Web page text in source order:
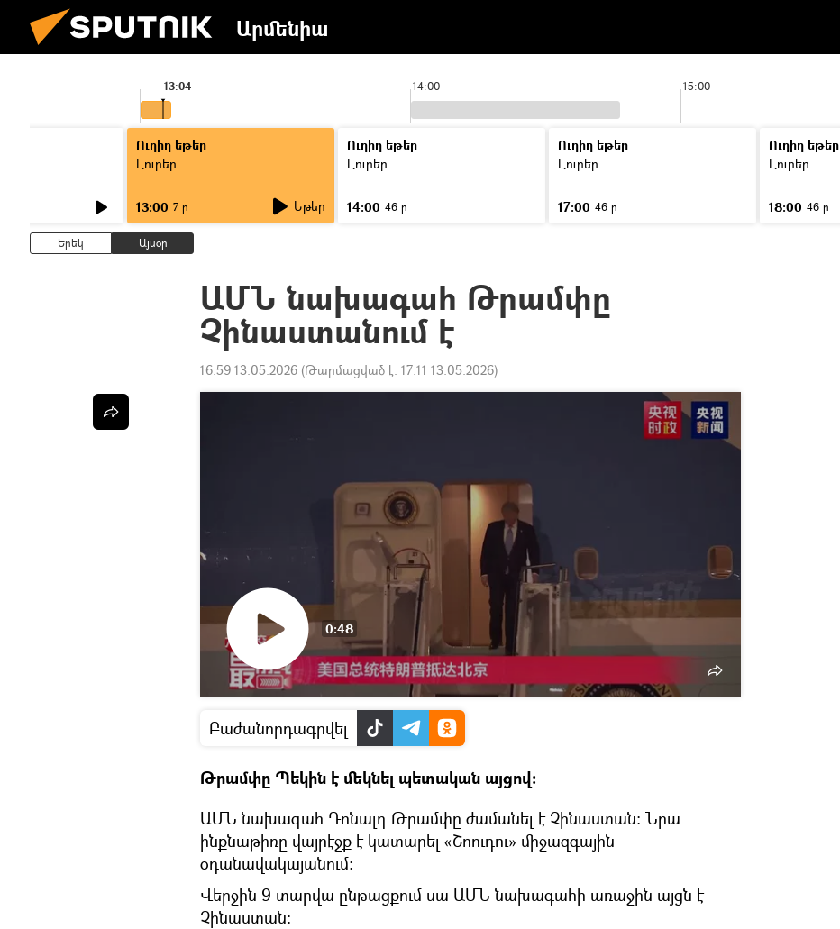
Արմենիա
14:00 15:00
13:04
Ուղիղ եթեր
Լուրեր
13:00 7 ր Եթեր
Ուղիղ եթեր
Լուրեր
14:00 46 ր
Ուղիղ եթեր
Լուրեր
17:00 46 ր
Ուղիղ եթեր
Լուրեր
18:00 46 ր
Երեկ Այսօր
ԱՄՆ նախագահ Թրամփը
Չինաստանում է
16:59 13.05.2026 (Թարմացված է: 17:11 13.05.2026)
Դիտել
0:48
Բաժանորդագրվել
Թրամփը Պեկին է մեկնել պետական այցով։
ԱՄՆ նախագահ Դոնալդ Թրամփը ժամանել է Չինաստան: Նրա
ինքնաթիռը վայրէջք է կատարել «Շոուդու» միջազգային
օդանավակայանում:
Վերջին 9 տարվա ընթացքում սա ԱՄՆ նախագահի առաջին այցն է
Չինաստան։